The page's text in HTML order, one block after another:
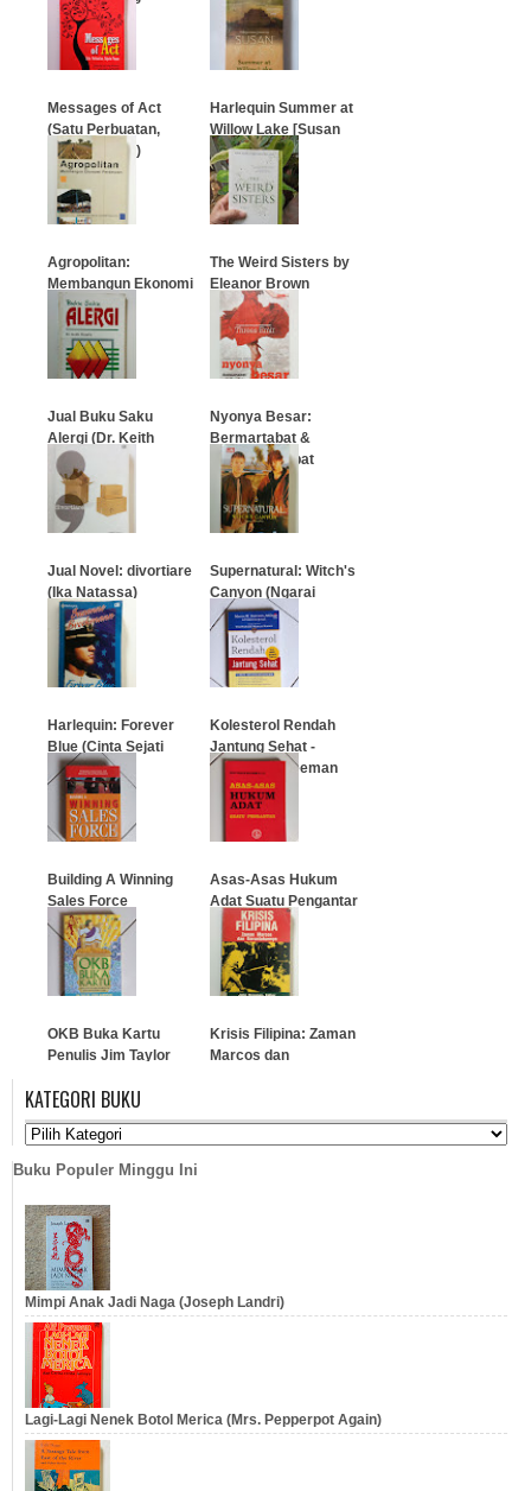
…
Messages of Act
(Satu Perbuatan,
Sejuta Pesan)
…
Harlequin Summer at
Willow Lake [Susan
Wiggs]
…
Agropolitan:
Membangun Ekonomi
Perdesaan
The Weird Sisters by
Eleanor Brown
…
Jual Buku Saku
Alergi (Dr. Keith
Mumby)
…
Nyonya Besar:
Bermartabat &
Pandai Akrobat
…
Jual Novel: divortiare
(Ika Natassa)
Supernatural: Witch's
Canyon (Ngarai
Penyihir)
Harlequin: Forever
Blue (Cinta Sejati
Blue)
Kolesterol Rendah
Jantung Sehat -
Mason W. Freeman
Building A Winning
Sales Force
…
Asas-Asas Hukum
Adat Suatu Pengantar
…
OKB Buka Kartu
Penulis Jim Taylor
…
Krisis Filipina: Zaman
Marcos dan
…
KATEGORI BUKU
Buku Populer Minggu Ini
Mimpi Anak Jadi Naga (Joseph Landri)
Lagi-Lagi Nenek Botol Merica (Mrs. Pepperpot Again)